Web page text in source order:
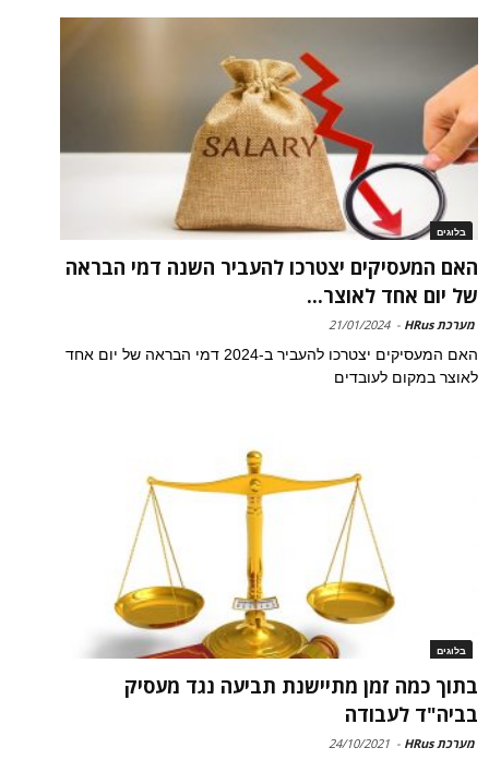
בלוגים
האם המעסיקים יצטרכו להעביר השנה דמי הבראה
של יום אחד לאוצר...
מערכת HRus -
21/01/2024
האם המעסיקים יצטרכו להעביר ב-2024 דמי הבראה של יום אחד
לאוצר במקום לעובדים
בלוגים
בתוך כמה זמן מתיישנת תביעה נגד מעסיק
בביה"ד לעבודה
מערכת HRus -
24/10/2021